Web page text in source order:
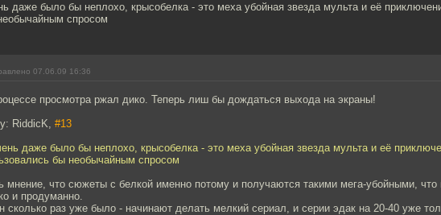
даже было бы неплохо, крысобелка - это меха убойная звезда мульта и её
спросом
07.06.09 16:36
просмотра ржал дико. Теперь лиш бы дождаться выхода на экраны!
RiddicK, #13
даже было бы неплохо, крысобелка - это меха убойная звезда мульта и её
бы необычайным спросом
мнение, что сюжеты с белкой именно потому и получаются такими мега-убойными, что
и продуманно.
сколько раз уже было - начинают делать мелкий сериал, и серии эдак на 20-40 уже